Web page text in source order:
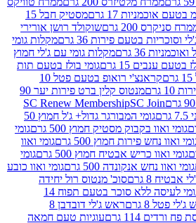
מסטיק חבל 15
שוקולד רושן אורירי
פירות 36 גרם
מקלות גומי
מקלות גומי עם ג'לי חמוץ
גרם
גומי בולז בטעם תות
קראנצ'י רואופ בטעם פטל 10
מנטוס קלין ברט פירות יער 90
SC Renew Membership
גומי המבורגר גדול+ ג'ל חמוץ 50
מסטיק חמוץ 500 גרם
גומי
חמוץ 500 גרם
גומי ואוו
אבטיח חמוץ 500 גרם
גומי
500 גרם
גומי ואוו כובע
סוכ' מנטוס רול יחידה
אורביט גומי לעיסה ללא סוכר בטעם תפוח 14
ראש ג'לי דובדבן 8
עוגיות טעם חמאה